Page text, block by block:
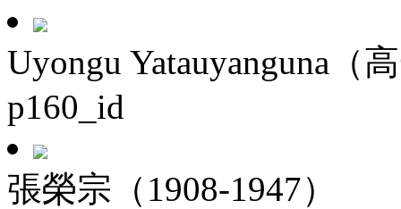
Uyongu Yatauyanguna（
p160_id
張榮宗（1908-1947）